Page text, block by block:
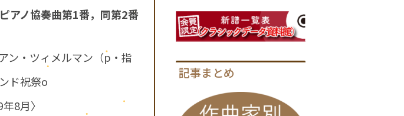
アノ協奏曲第1番，同第2番
ン・ツィメルマン（p・指
ド祝祭o
8月〉
記事まとめ